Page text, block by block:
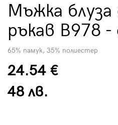
Мъжка блуза
ръкав B978 -
65% памук, 35% полиестер
24.54 €
48 лв.